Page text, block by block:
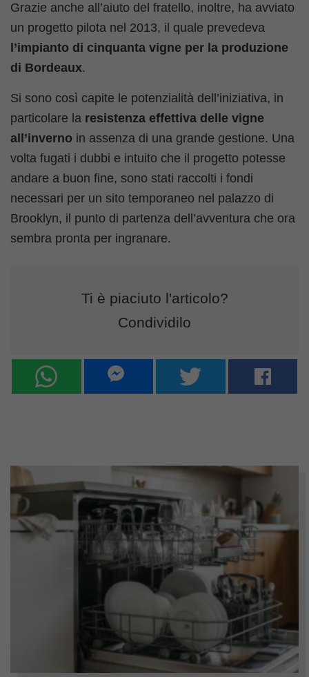
Grazie anche all’aiuto del fratello, inoltre, ha avviato
un progetto pilota nel 2013, il quale prevedeva
l’impianto di cinquanta vigne per la produzione
di Bordeaux.
Si sono così capite le potenzialità dell’iniziativa, in
particolare la resistenza effettiva delle vigne
all’inverno in assenza di una grande gestione. Una
volta fugati i dubbi e intuito che il progetto potesse
andare a buon fine, sono stati raccolti i fondi
necessari per un sito temporaneo nel palazzo di
Brooklyn, il punto di partenza dell’avventura che ora
sembra pronta per ingranare.
Ti è piaciuto l'articolo?
Condividilo